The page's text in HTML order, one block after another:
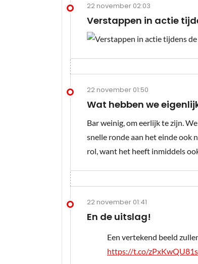
22 november 02:03
Verstappen in actie
22 november 01:50
Wat hebben we
Bar weinig, om eerlijk te zijn.
snelle ronde aan het einde ook
rol, want het heeft inmiddels
22 november 01:41
En de uitslag!
Een vertekend beeld
https://t.co/zPxKwQU81s